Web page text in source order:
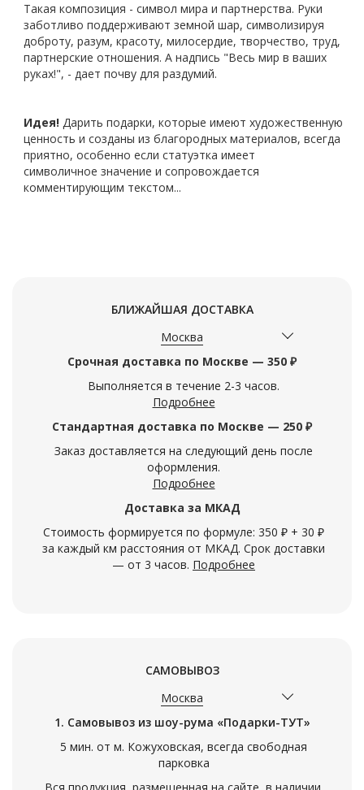
Такая композиция - символ мира и партнерства. Руки
заботливо поддерживают земной шар, символизируя
доброту, разум, красоту, милосердие, творчество, труд,
партнерские отношения. А надпись "Весь мир в ваших
руках!", - дает почву для раздумий.
Идея! Дарить подарки, которые имеют художественную
ценность и созданы из благородных материалов, всегда
приятно, особенно если статуэтка имеет
символичное значение и сопровождается
комментирующим текстом...
БЛИЖАЙШАЯ ДОСТАВКА
Москва
Срочная доставка по Москве — 350 ₽
Выполняется в течение 2-3 часов.
Подробнее
Стандартная доставка по Москве — 250 ₽
Заказ доставляется на следующий день после
оформления.
Подробнее
Доставка за МКАД
Стоимость формируется по формуле: 350 ₽ + 30 ₽
за каждый км расстояния от МКАД. Срок доставки
— от 3 часов. Подробнее
САМОВЫВОЗ
Москва
1. Самовывоз из шоу-рума «Подарки-ТУТ»
5 мин. от м. Кожуховская, всегда свободная
парковка